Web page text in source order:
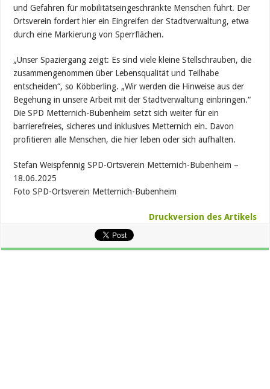
und Gefahren für mobilitätseingeschränkte Menschen führt. Der
Ortsverein fordert hier ein Eingreifen der Stadtverwaltung, etwa
durch eine Markierung von Sperrflächen.
„Unser Spaziergang zeigt: Es sind viele kleine Stellschrauben, die
zusammengenommen über Lebensqualität und Teilhabe
entscheiden“, so Köbberling. „Wir werden die Hinweise aus der
Begehung in unsere Arbeit mit der Stadtverwaltung einbringen.“
Die SPD Metternich-Bubenheim setzt sich weiter für ein
barrierefreies, sicheres und inklusives Metternich ein. Davon
profitieren alle Menschen, die hier leben oder sich aufhalten.
Stefan Weispfennig SPD-Ortsverein Metternich-Bubenheim –
18.06.2025
Foto SPD-Ortsverein Metternich-Bubenheim
Druckversion des Artikels